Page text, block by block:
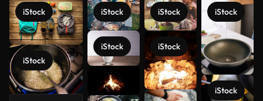
iStock
iStock
iStock
iStock
iStock
iStock
iStock
iStock